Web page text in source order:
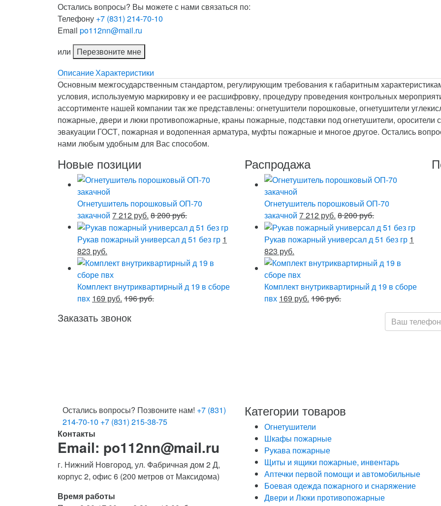
Остались вопросы? Вы можете с нами связаться по:
Телефону +7 (831) 214-70-10
Email po112nn@mail.ru
или
Перезвоните мне
ОписаниеХарактеристики
Основным межгосударственным стандартом, регулирующим требования к габаритным
условия, используемую маркировку и ее расшифровку, процедуру проведения контрольных
ассортименте нашей компании так же представлены: огнетушители порошковые, огнетушители
пожарные, двери и люки противопожарные, краны пожарные, подставки под огнетушители,
эвакуации ГОСТ, пожарная и водопенная арматура, муфты пожарные и многое другое. Остались
нами любым удобным для Вас способом.
Новые позиции
Огнетушитель порошковый ОП-70
закачной 7 212 руб. 8 200 руб.
Рукав пожарный универсал д 51 без гр 1
823 руб.
Комплект внутриквартирный д 19 в сборе
пвх 169 руб. 196 руб.
Распродажа
Огнетушитель порошковый ОП-70
закачной 7 212 руб. 8 200 руб.
Рукав пожарный универсал д 51 без гр 1
823 руб.
Комплект внутриквартирный д 19 в сборе
пвх 169 руб. 196 руб.
Заказать звонок
Категории товаров
Огнетушители
Шкафы пожарные
Рукава пожарные
Щиты и ящики пожарные, инвентарь
Аптечки первой помощи и автомобильные
Боевая одежда пожарного и снаряжение
Двери и Люки противопожарные
Остались вопросы? Позвоните нам! +7 (831)
214-70-10 +7 (831) 215-38-75
Контакты
Email: po112nn@mail.ru
г. Нижний Новгород, ул. Фабричная дом 2 Д,
корпус 2, офис 6 (200 метров от Максидома)
Время работы